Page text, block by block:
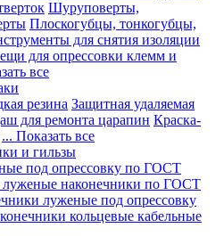
Шуруповерты,
Плоскогубцы, тонкогубцы,
для снятия изоляции
для опрессовки клемм и
все
резина Защитная удаляемая
для ремонта царапин Краска-
... Показать все
и гильзы
под опрессовку по ГОСТ
наконечники по ГОСТ
луженые под опрессовку
кольцевые кабельные